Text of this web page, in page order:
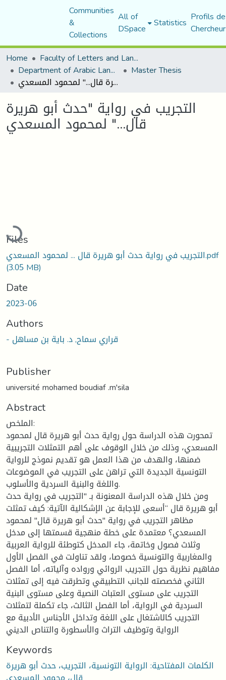
Communities
&
Collections
All of
DSpace Statistics Profils
Home
Faculty of Letters and Languages
Department of Arabic Language and Literature Master Thesis
التجريب في رواية "حدث أبو هريرة قال..." لمحمود المسعدي
التجريب في رواية "حدث أبو هريرة
قال..." لمحمود المسعدي
Loading...
Files
التجريب في رواية حدث أبو هريرة قال ... لمحمود المسعدي.pdf
(3.05 MB)
Date
2023-06
Authors
- قراري سماح, د. باية بن مساهل
Publisher
université mohamed boudiaf .m'sila
Abstract
الملخص:
تمحورت هذه الدراسة حول رواية حدث أبو هريرة قال لمحمود
المسعدي، وذلك من خلال الوقوف على أهم التمثلات التجريبية
ضمنها، والهدف من هذا العمل هو تقديم نموذج للرواية
التونسية الجديدة التي تراهن على التجريب في الموضوعات
واللغة والبنية السردية والأسلوب.
ومن خلال هذه الدراسة المعنونة بـ "التجريب في رواية حدث
أبو هريرة قال “أسعى للإجابة عن الإشكالية الآتية: كيف تمثلت
مظاهر التجريب في رواية "حدث أبو هريرة قال" لمحمود
المسعدي؟ معتمدة على خطة منهجية قسمتها إلى مدخل
وثلاث فصول وخاتمة، جاء المدخل كتوطئة للرواية العربية
والمغاربية والتونسية خصوصا، ولقد تناولت في الفصل الأول
مفاهيم نظرية حول التجريب الروائي ورواده وآلياته، أما الفصل
الثاني فخصصته للجانب التطبيقي وتطرقت فيه إلى تمثلات
التجريب على مستوى العتبات النصية وعلى مستوى البنية
السردية في الرواية، أما الفصل الثالث، جاء تكملة لتمثلات
التجريب كالاشتغال على اللغة وتداخل الأجناس الأدبية مع
الرواية وتوظيف التراث والأسطورة والتناص الديني
Keywords
الكلمات المفتاحية: الرواية التونسية، التجريب، حدث أبو هريرة